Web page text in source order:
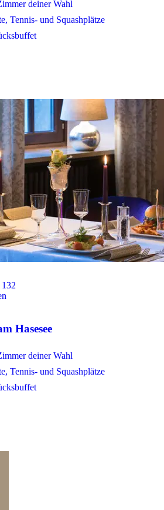
deiner Wahl
Tennis- und Squashplätze
Hasesee
deiner Wahl
Tennis- und Squashplätze